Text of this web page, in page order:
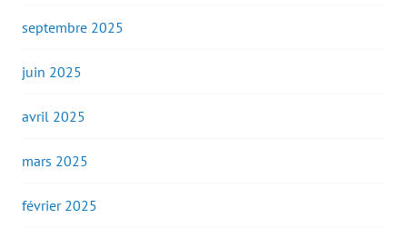
septembre 2025
juin 2025
avril 2025
mars 2025
février 2025